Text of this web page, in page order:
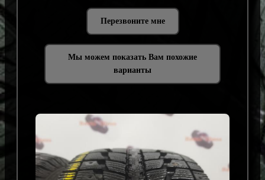
Мы можем показать Вам похожие
варианты